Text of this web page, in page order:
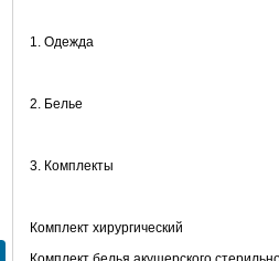
1. Одежда
2. Белье
3. Комплекты
Комплект хирургический